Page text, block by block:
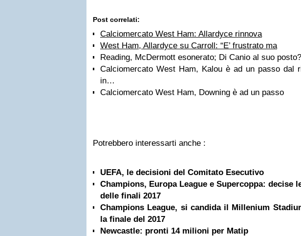
Post correlati:
Calciomercato West Ham: Allardyce rinnova
West Ham, Allardyce su Carroll: “E’ frustrato ma
Reading, McDermott esonerato; Di Canio al suo posto?
Calciomercato West Ham, Kalou è ad un passo dal
in…
Calciomercato West Ham, Downing è ad un passo
Potrebbero interessarti anche :
UEFA, le decisioni del Comitato Esecutivo
Champions, Europa League e Supercoppa: decise
delle finali 2017
Champions League, si candida il Millenium
la finale del 2017
Newcastle: pronti 14 milioni per Matip